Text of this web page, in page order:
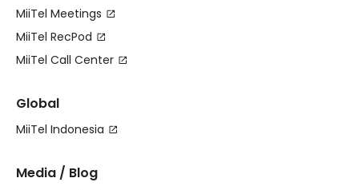
MiiTel Meetings
MiiTel RecPod
MiiTel Call Center
Global
MiiTel Indonesia
Media / Blog